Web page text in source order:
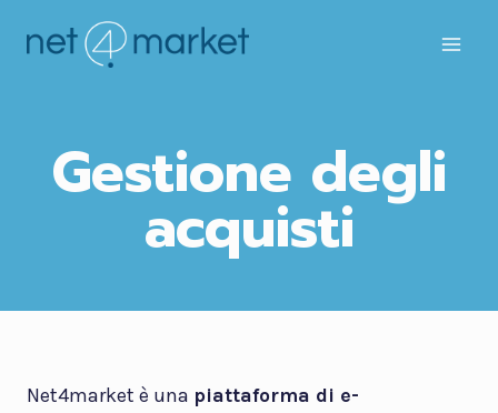
Gestione degli
acquisti
Net4market è una piattaforma di e-